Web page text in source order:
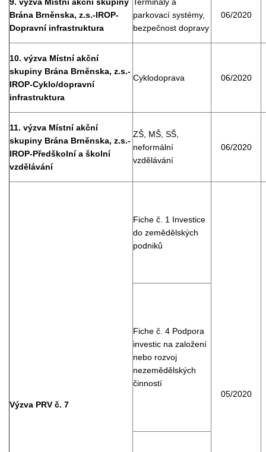
Brána Brněnska, z.s.-IROP-
Dopravní infrastruktura
parkovací systémy,
bezpečnost dopravy
06/2020
10. výzva Místní akční
skupiny Brána Brněnska, z.s.-
IROP-Cyklo/dopravní
infrastruktura
Cyklodoprava 06/2020
11. výzva Místní akční
skupiny Brána Brněnska, z.s.-
IROP-Předškolní a školní
vzdělávání
ZŠ, MŠ, SŠ,
neformální
vzdělávání
06/2020
Výzva PRV č. 7
Fiche č. 1 Investice
do zemědělských
podniků
05/2020
Fiche č. 4 Podpora
investic na založení
nebo rozvoj
nezemědělských
činností